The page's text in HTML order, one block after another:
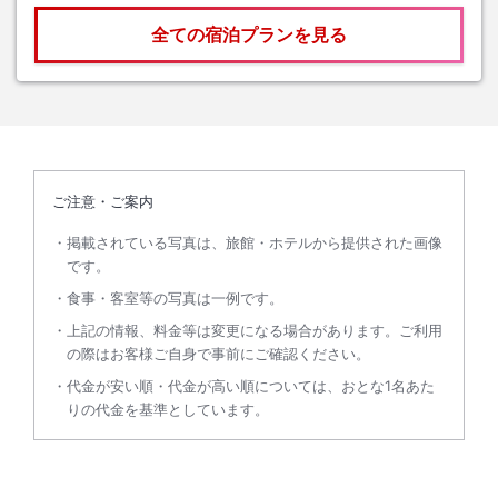
全ての宿泊プランを見る
ご注意・ご案内
掲載されている写真は、旅館・ホテルから提供された画像
です。
食事・客室等の写真は一例です。
上記の情報、料金等は変更になる場合があります。ご利用
の際はお客様ご自身で事前にご確認ください。
代金が安い順・代金が高い順については、おとな1名あた
りの代金を基準としています。